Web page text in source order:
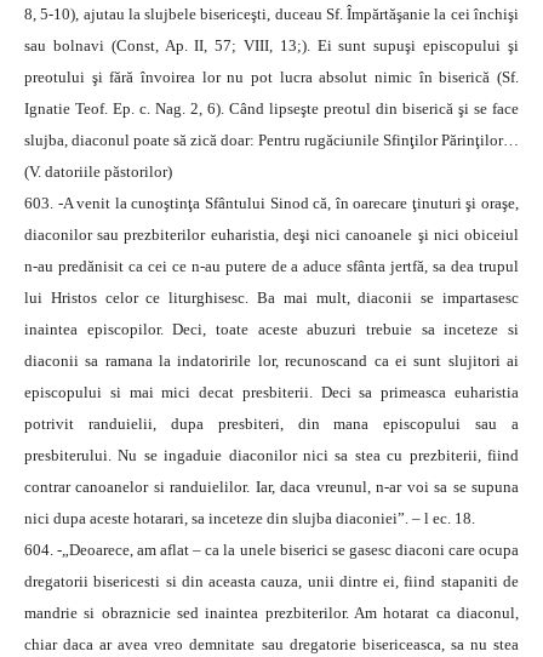
8, 5-10), ajutau la slujbele bisericeşti, duceau Sf. Împărtăşanie la cei închişi
sau bolnavi (Const, Ap. II, 57; VIII, 13;). Ei sunt supuşi episcopului şi
preotului şi fără învoirea lor nu pot lucra absolut nimic în biserică (Sf.
Ignatie Teof. Ep. c. Nag. 2, 6). Când lipseşte preotul din biserică şi se face
slujba, diaconul poate să zică doar: Pentru rugăciunile Sfinţilor Părinţilor…
(V. datoriile păstorilor)
603. -A venit la cunoştinţa Sfântului Sinod că, în oarecare ţinuturi şi oraşe,
diaconilor sau prezbiterilor euharistia, deşi nici canoanele şi nici obiceiul
n-au predănisit ca cei ce n-au putere de a aduce sfânta jertfă, sa dea trupul
lui Hristos celor ce liturghisesc. Ba mai mult, diaconii se impartasesc
inaintea episcopilor. Deci, toate aceste abuzuri trebuie sa inceteze si
diaconii sa ramana la indatoririle lor, recunoscand ca ei sunt slujitori ai
episcopului si mai mici decat presbiterii. Deci sa primeasca euharistia
potrivit randuielii, dupa presbiteri, din mana episcopului sau a
presbiterului. Nu se ingaduie diaconilor nici sa stea cu prezbiterii, fiind
contrar canoanelor si randuielilor. Iar, daca vreunul, n-ar voi sa se supuna
nici dupa aceste hotarari, sa inceteze din slujba diaconiei”. – l ec. 18.
604. -„Deoarece, am aflat – ca la unele biserici se gasesc diaconi care ocupa
dregatorii bisericesti si din aceasta cauza, unii dintre ei, fiind stapaniti de
mandrie si obraznicie sed inaintea prezbiterilor. Am hotarat ca diaconul,
chiar daca ar avea vreo demnitate sau dregatorie bisericeasca, sa nu stea